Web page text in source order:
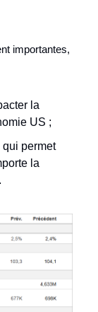
importantes,
la
US ;
qui permet
la